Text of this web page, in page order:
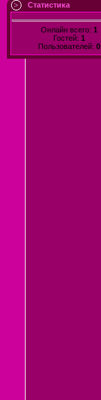
Статистика
Онлайн всего: 1
Гостей: 1
Пользователей: 0